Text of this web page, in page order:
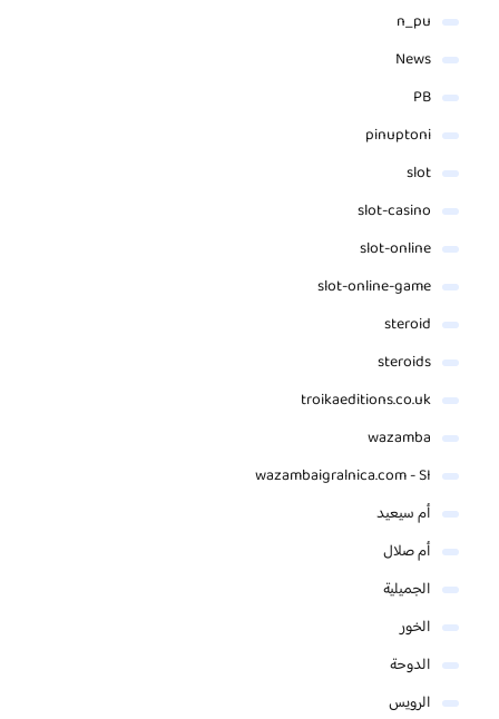
n_pu
News
PB
pinuptoni
slot
slot-casino
slot-online
slot-online-game
steroid
steroids
troikaeditions.co.uk
wazamba
wazambaigralnica.com - SI
أم سيعيد
أم صلال
الجميلية
الخور
الدوحة
الرويس